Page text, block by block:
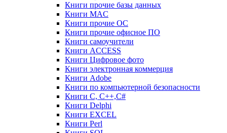
Книги прочие базы данных
Книги MAC
Книги прочие ОС
Книги прочие офисное ПО
Книги самоучители
Книги ACCESS
Книги Цифровое фото
Книги электронная коммерция
Книги Adobe
Книги по компьютерной безопасности
Книги C, C++,С#
Книги Delphi
Книги EXCEL
Книги Perl